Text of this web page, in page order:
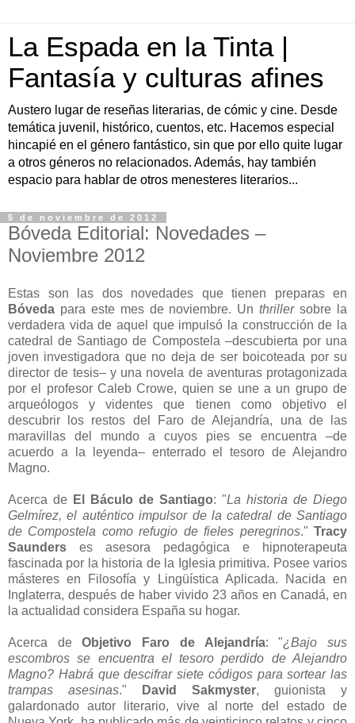
La Espada en la Tinta |
Fantasía y culturas afines
Austero lugar de reseñas literarias, de cómic y cine. Desde
temática juvenil, histórico, cuentos, etc. Hacemos especial
hincapié en el género fantástico, sin que por ello quite lugar
a otros géneros no relacionados. Además, hay también
espacio para hablar de otros menesteres literarios...
5 de noviembre de 2012
Bóveda Editorial: Novedades –
Noviembre 2012
Estas son las dos novedades que tienen preparas en
Bóveda para este mes de noviembre. Unthrillersobre la
verdadera vida de aquel que impulsó la construcción de la
catedral de Santiago de Compostela –descubierta por una
joven investigadora que no deja de ser boicoteada por su
director de tesis– y una novela de aventuras protagonizada
por el profesor Caleb Crowe, quien se une a un grupo de
arqueólogos y videntes que tienen como objetivo el
descubrir los restos del Faro de Alejandría, una de las
maravillas del mundo a cuyos pies se encuentra –de
acuerdo a la leyenda– enterrado el tesoro de Alejandro
Magno.
Acerca de El Báculo de Santiago: "La historia de Diego
Gelmírez, el auténtico impulsor de la catedral de Santiago
de Compostela como refugio de fieles peregrinos."Tracy
Saunders es asesora pedagógica e hipnoterapeuta
fascinada por la historia de la Iglesia primitiva. Posee varios
másteres en Filosofía y Lingüística Aplicada. Nacida en
Inglaterra, después de haber vivido 23 años en Canadá, en
la actualidad considera España su hogar.
Acerca deObjetivo Faro de Alejandría: "¿Bajo sus
escombros se encuentra el tesoro perdido de Alejandro
Magno? Habrá que descifrar siete códigos para sortear las
trampas asesinas." David Sakmyster, guionista y
galardonado autor literario, vive al norte del estado de